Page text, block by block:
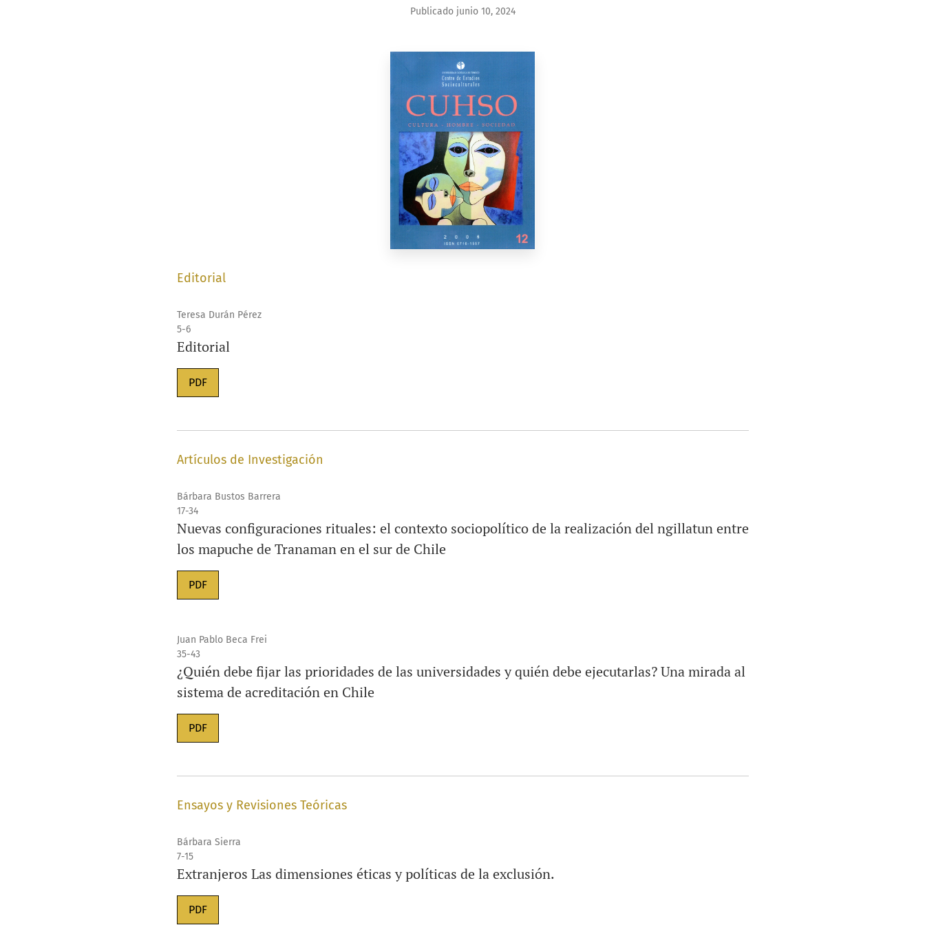
Publicado junio 10, 2024
Editorial
Teresa Durán Pérez
5-6
Editorial
PDF
Artículos de Investigación
Bárbara Bustos Barrera
17-34
Nuevas configuraciones rituales: el contexto sociopolítico de la realización del ngillatun entre
los mapuche de Tranaman en el sur de Chile
PDF
Juan Pablo Beca Frei
35-43
¿Quién debe fijar las prioridades de las universidades y quién debe ejecutarlas? Una mirada al
sistema de acreditación en Chile
PDF
Ensayos y Revisiones Teóricas
Bárbara Sierra
7-15
Extranjeros Las dimensiones éticas y políticas de la exclusión.
PDF